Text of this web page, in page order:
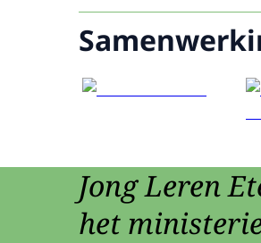
Jong Leren
het